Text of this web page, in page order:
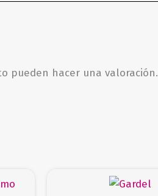
pueden hacer una valoración.